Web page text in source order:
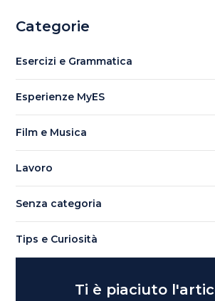
Categorie
Esercizi e Grammatica
Esperienze MyES
Film e Musica
Lavoro
Senza categoria
Tips e Curiosità
Ti è piaciuto